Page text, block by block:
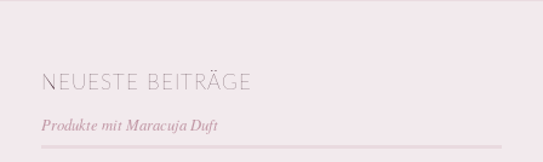
NEUESTE BEITRÄGE
Produkte mit Maracuja Duft